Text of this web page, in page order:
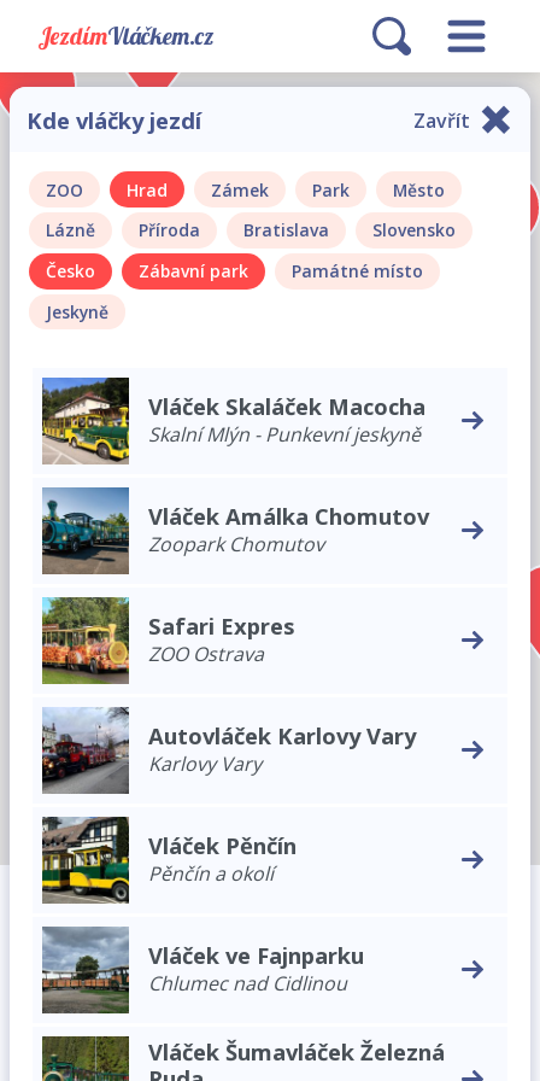
JezdímVláčkem.cz
Kde vláčky jezdí Zavřít
ZOO Hrad Zámek Park
Město
Lázně
Příroda Bratislava
Slovensko
Česko
Zábavní park
Památné místo
Jeskyně
Vláček Skaláček Macocha
Skalní Mlýn - Punkevní jeskyně
Vláček Amálka Chomutov
Zoopark Chomutov
Safari Expres
ZOO Ostrava
Autovláček Karlovy Vary
Karlovy Vary
Vláček Pěnčín
Pěnčín a okolí
Vláček ve Fajnparku
Chlumec nad Cidlinou
Vláček Šumavláček Železná